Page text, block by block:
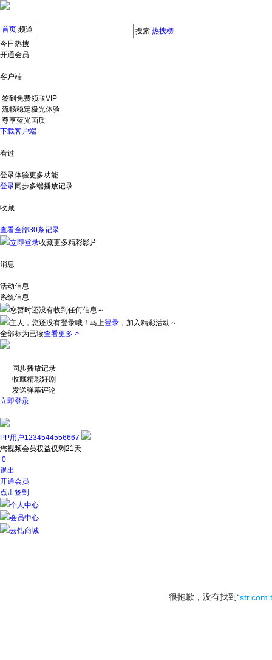
首页 频道 搜索 热搜榜
今日热搜
开通会员
客户端
签到免费领取VIP
流畅稳定极光体验
尊享蓝光画质
下载客户端
看过
登录体验更多功能
登录同步多端播放记录
收藏
查看全部30条记录
立即登录收藏更多精彩影片
消息
活动信息
系统信息
您暂时还没有收到任何信息～
主人，您还没有登录哦！ 马上登录 ，加入精彩活动～
全部标为已读查看更多 >
同步播放记录
收藏精彩好剧
发送弹幕评论
立即登录
PP用户1234544556667
您视频会员权益仅剩21天
0
退出
开通会员
点击签到
个人中心
会员中心
云钻商城
很抱歉，没有找到“